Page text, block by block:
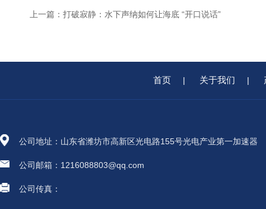
上一篇： 打破寂静：水下声纳如何让海底 “开口说话”
首页 | 关于我们 |
公司地址：山东省潍坊市高新区光电路155号光电产业第一加速器
公司邮箱：1216088803@qq.com
公司传真：